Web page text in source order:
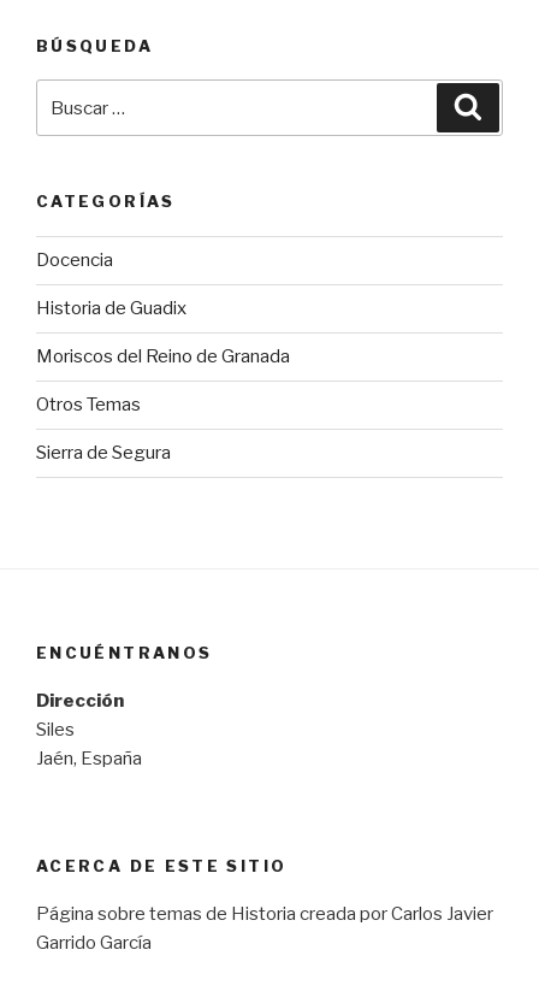
BÚSQUEDA
por:
CATEGORÍAS
Docencia
Historia de Guadix
Moriscos del Reino de Granada
Otros Temas
Sierra de Segura
ENCUÉNTRANOS
Dirección
Siles
Jaén, España
ACERCA DE ESTE SITIO
Página sobre temas de Historia creada por Carlos Javier
Garrido García